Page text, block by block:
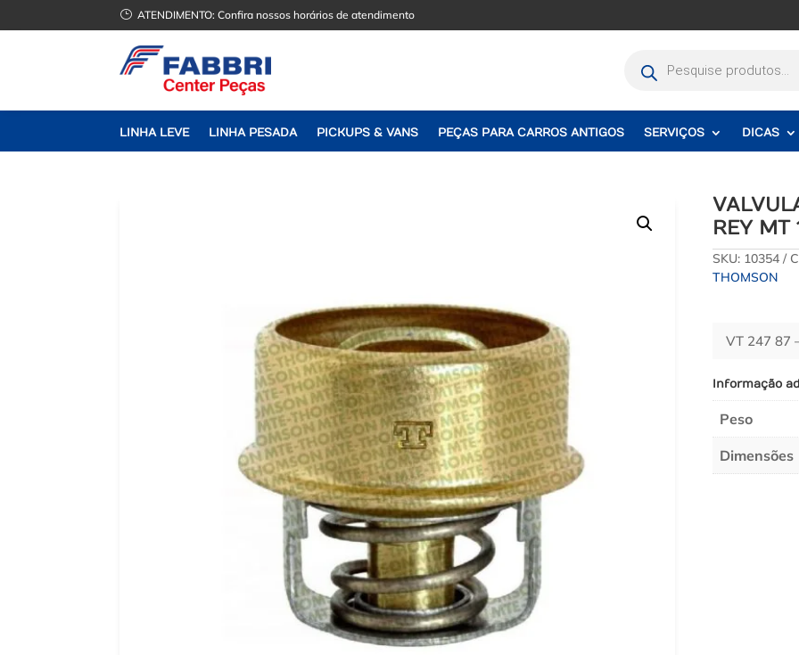
} ATENDIMENTO:Confira nossos horários de atendimento
produtos
LINHA LEVE LINHA PESADA PICKUPS & VANS PEÇAS PARA CARROS ANTIGOS SERVIÇOS DICAS
REY MT
SKU: 10354
THOMSON
VT 247 87
Informação
Peso
Dimensões